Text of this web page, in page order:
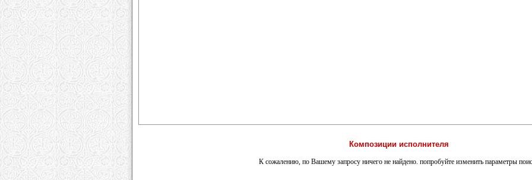
Композиции исполнителя
К сожалению, по Вашему запросу ничего не найдено. попробуйте изменить параметры